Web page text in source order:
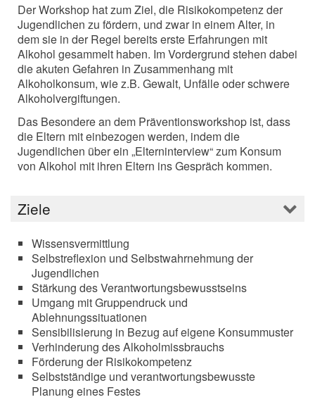
Der Workshop hat zum Ziel, die Risikokompetenz der
Jugendlichen zu fördern, und zwar in einem Alter, in
dem sie in der Regel bereits erste Erfahrungen mit
Alkohol gesammelt haben. Im Vordergrund stehen dabei
die akuten Gefahren in Zusammenhang mit
Alkoholkonsum, wie z.B. Gewalt, Unfälle oder schwere
Alkoholvergiftungen.
Das Besondere an dem Präventionsworkshop ist, dass
die Eltern mit einbezogen werden, indem die
Jugendlichen über ein „Elterninterview“ zum Konsum
von Alkohol mit ihren Eltern ins Gespräch kommen.
Ziele
Wissensvermittlung
Selbstreflexion und Selbstwahrnehmung der
Jugendlichen
Stärkung des Verantwortungsbewusstseins
Umgang mit Gruppendruck und
Ablehnungssituationen
Sensibilisierung in Bezug auf eigene Konsummuster
Verhinderung des Alkoholmissbrauchs
Förderung der Risikokompetenz
Selbstständige und verantwortungsbewusste
Planung eines Festes